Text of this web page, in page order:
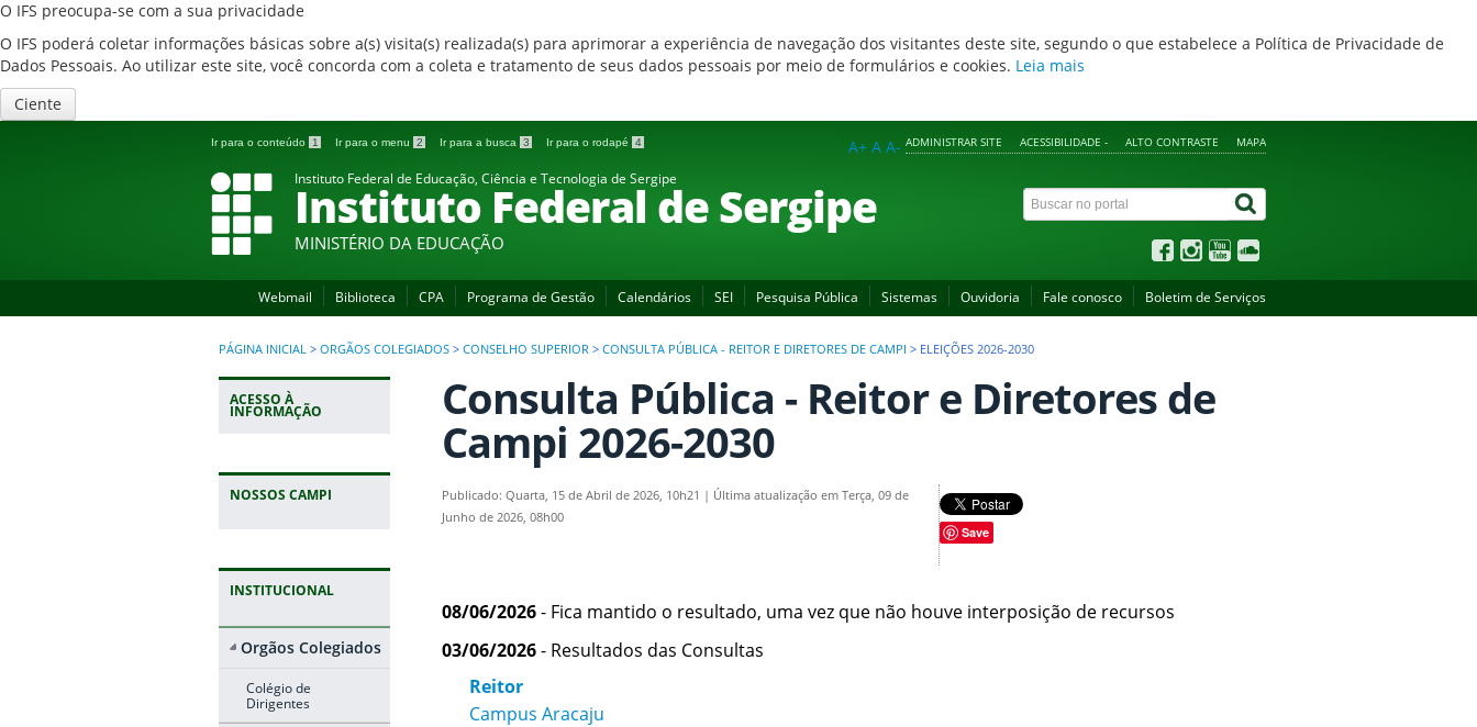
O IFS preocupa-se com a sua privacidade
O IFS poderá coletar informações básicas sobre a(s) visita(s) realizada(s) para aprimorar a experiência de navegação dos visitantes deste site, segundo o que estabelece a Política de Privacidade de
Dados Pessoais. Ao utilizar este site, você concorda com a coleta e tratamento de seus dados pessoais por meio de formulários e cookies. Leia mais
Ciente
Ir para o conteúdo 1 Ir para o menu 2 Ir para a busca 3 Ir para o rodapé 4 ADMINISTRAR SITE ACESSIBILIDADE - ALTO CONTRASTE MAPA
A+ A A-
Instituto Federal de Educação, Ciência e Tecnologia de Sergipe
Instituto Federal de Sergipe
MINISTÉRIO DA EDUCAÇÃO
Webmail Biblioteca CPA Programa de Gestão Calendários SEI Pesquisa Pública Sistemas Ouvidoria Fale conosco Boletim de Serviços
PÁGINA INICIAL > ORGÃOS COLEGIADOS > CONSELHO SUPERIOR > CONSULTA PÚBLICA - REITOR E DIRETORES DE CAMPI > ELEIÇÕES 2026-2030
ACESSO À
INFORMAÇÃO
NOSSOS CAMPI
INSTITUCIONAL
Orgãos Colegiados
Colégio de
Dirigentes
Consulta Pública - Reitor e Diretores de
Campi 2026-2030
Publicado: Quarta, 15 de Abril de 2026, 10h21 | Última atualização em Terça, 09 de
Junho de 2026, 08h00
Save
08/06/2026- Fica mantido o resultado, uma vez que não houve interposição de recursos
03/06/2026- Resultados das Consultas
Reitor
Campus Aracaju